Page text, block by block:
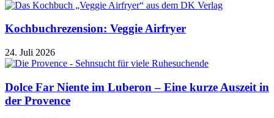
Kochbuchrezension: Veggie Airfryer
24. Juli 2026
Dolce Far Niente im Luberon – Eine kurze Auszeit in
der Provence